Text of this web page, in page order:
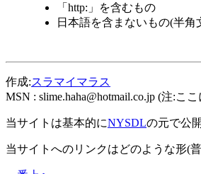
「http:」を含むもの
日本語を含まないもの(半
作成:スラマイマラス
MSN : slime.haha@hotmail.co.jp (注:こ
当サイトは基本的にNYSDLの元で公
当サイトへのリンクはどのような形(